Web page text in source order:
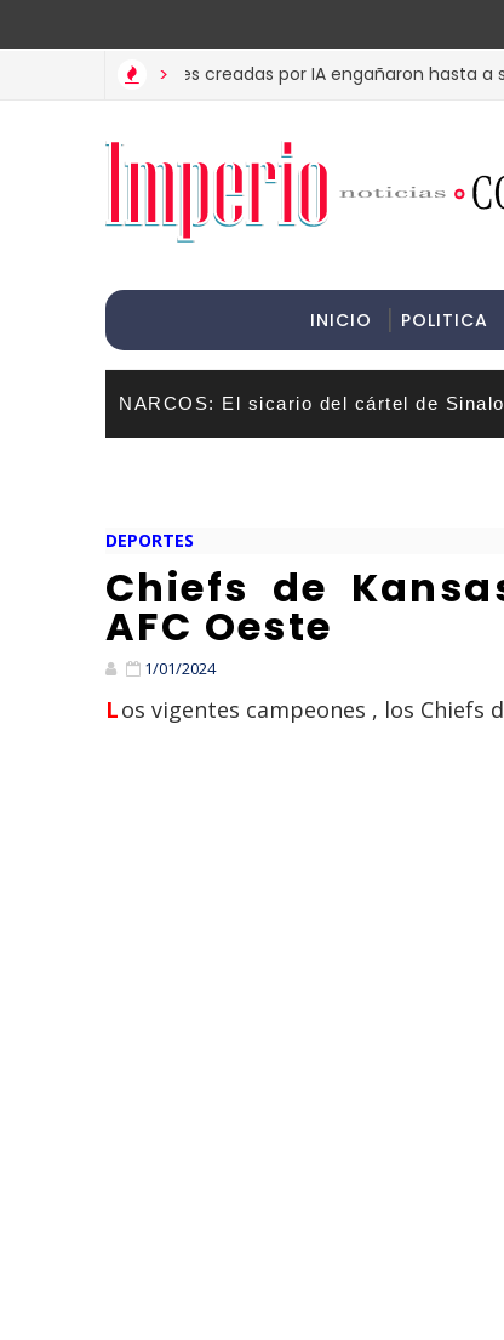
>
Estas imágenes creadas por IA engañaron hasta a su
INICIO POLITICA
NARCOS: El sicario del cártel de
DEPORTES
Chiefs de
AFC Oeste
1/01/2024
Los vigentes campeones , los